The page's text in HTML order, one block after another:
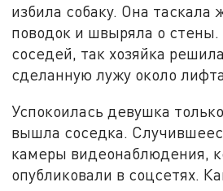
избила собаку. Она таскала
поводок и швыряла о
соседей, так хозяйка
сделанную лужу около
Успокоилась девушка
вышла соседка.
камеры видеонаблюдения,
опубликовали в соцсетях.